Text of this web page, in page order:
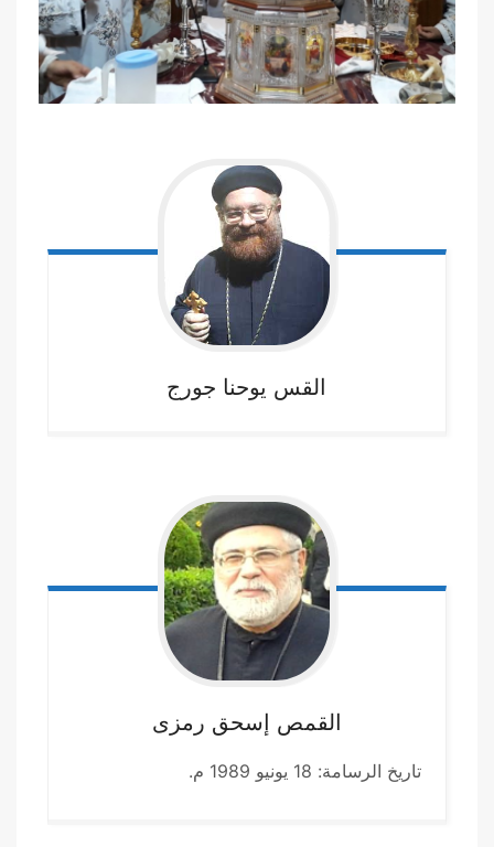
القس يوحنا جورج
القمص إسحق رمزى
تاريخ الرسامة: 18 يونيو 1989 م.